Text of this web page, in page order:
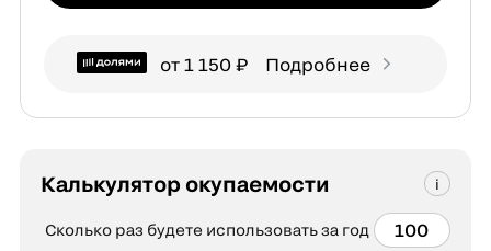
от 1 150 ₽ Подробнее
Калькулятор окупаемости
Сколько раз будете использовать за год